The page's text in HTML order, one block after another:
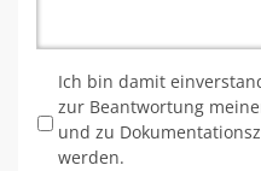
Ich bin damit
zur Beantwortung
und zu
werden.